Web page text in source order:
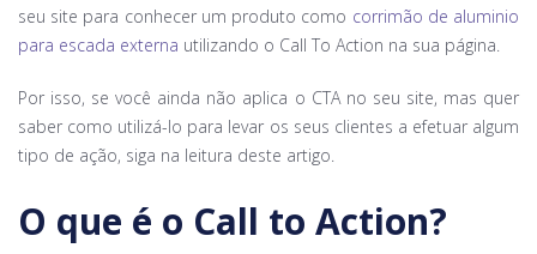
seu site para conhecer um produto como corrimão de aluminio
para escada externa utilizando o Call To Action na sua página.
Por isso, se você ainda não aplica o CTA no seu site, mas quer
saber como utilizá-lo para levar os seus clientes a efetuar algum
tipo de ação, siga na leitura deste artigo.
O que é o Call to Action?